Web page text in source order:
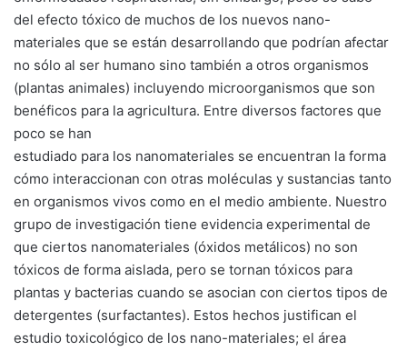
del efecto tóxico de muchos de los nuevos nano-
materiales que se están desarrollando que podrían afectar
no sólo al ser humano sino también a otros organismos
(plantas animales) incluyendo microorganismos que son
benéficos para la agricultura. Entre diversos factores que
poco se han
estudiado para los nanomateriales se encuentran la forma
cómo interaccionan con otras moléculas y sustancias tanto
en organismos vivos como en el medio ambiente. Nuestro
grupo de investigación tiene evidencia experimental de
que ciertos nanomateriales (óxidos metálicos) no son
tóxicos de forma aislada, pero se tornan tóxicos para
plantas y bacterias cuando se asocian con ciertos tipos de
detergentes (surfactantes). Estos hechos justifican el
estudio toxicológico de los nano-materiales; el área